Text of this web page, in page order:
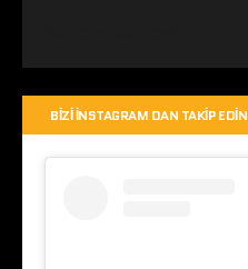
BIZI İNSTAGRAM DAN TAKIP EDIN